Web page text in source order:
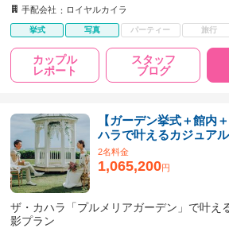
手配会社 ロイヤルカイラ
挙式 写真 パーティー 旅行
カップル
レポート
スタッフ
ブログ
【ガーデン挙式＋館内
ハラで叶えるカジュア
2名料金
1,065,200円
ザ・カハラ「プルメリアガーデン」で叶え
影プラン